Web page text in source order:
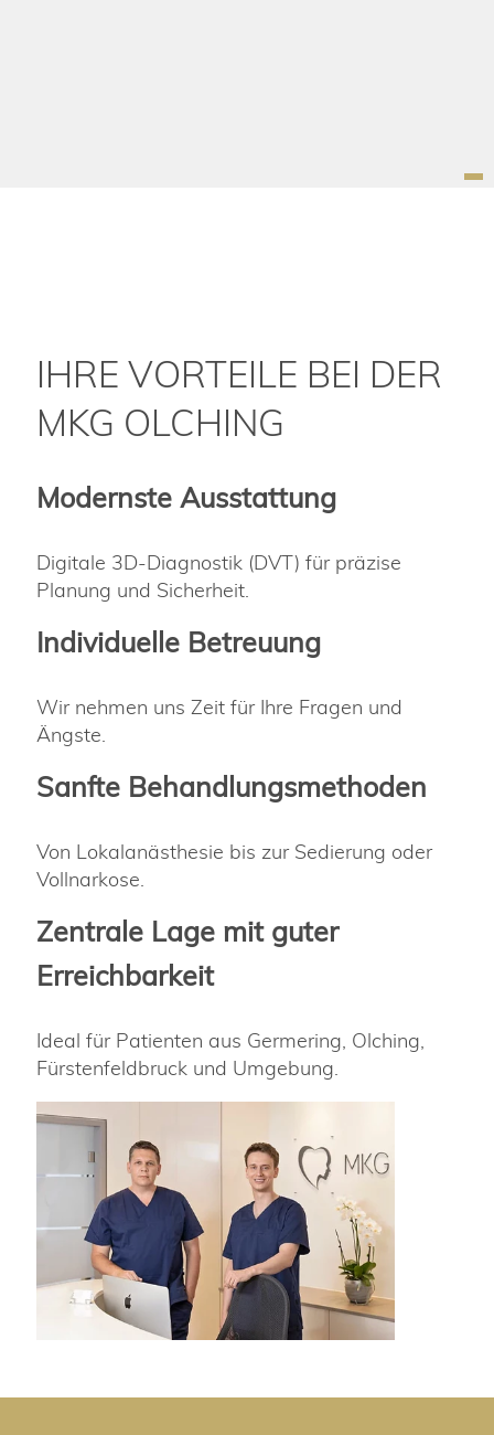
IHRE VORTEILE BEI DER
MKG OLCHING
Modernste Ausstattung
Digitale 3D-Diagnostik (DVT) für präzise
Planung und Sicherheit.
Individuelle Betreuung
Wir nehmen uns Zeit für Ihre Fragen und
Ängste.
Sanfte Behandlungsmethoden
Von Lokalanästhesie bis zur Sedierung oder
Vollnarkose.
Zentrale Lage mit guter
Erreichbarkeit
Ideal für Patienten aus Germering, Olching,
Fürstenfeldbruck und Umgebung.